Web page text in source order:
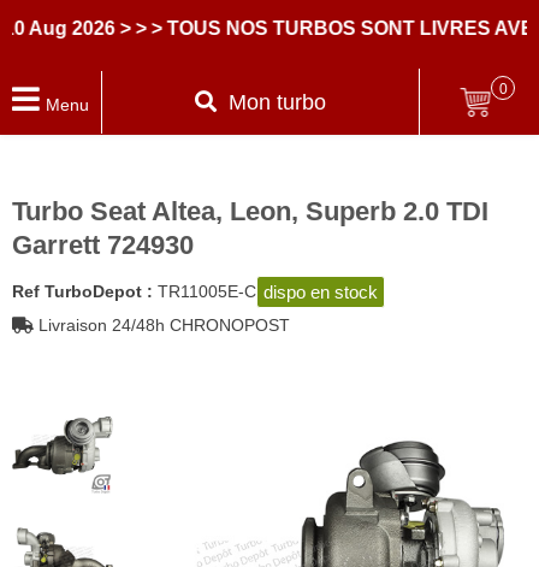
2026 > > > TOUS NOS TURBOS SONT LIVRES AVEC
Menu Mon turbo
0
Turbo Seat Altea, Leon, Superb 2.0 TDI
Garrett 724930
Ref TurboDepot : TR11005E-C dispo en stock
Livraison 24/48h CHRONOPOST